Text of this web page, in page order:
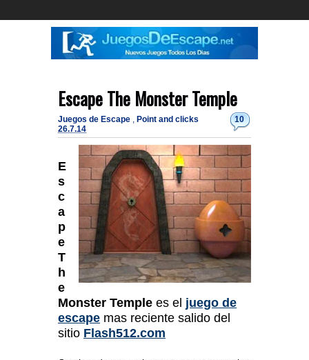
Escape The Monster Temple
10
Juegos de Escape , Point and clicks
26.7.14
E
s
c
a
p
e
T
h
e
Monster Temple es el juego de
escape mas reciente salido del
sitio Flash512.com